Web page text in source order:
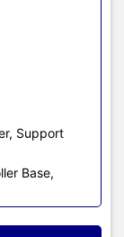
Support
Base,
(100 mW), Min
(AES)
Uplink
(RJ-45)